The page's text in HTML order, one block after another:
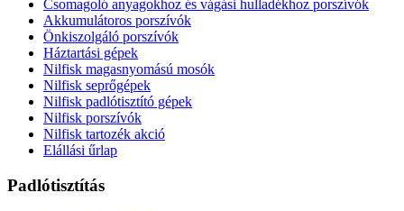
Csomagoló anyagokhoz és vágási hulladékhoz porszívók
Akkumulátoros porszívók
Önkiszolgáló porszívók
Háztartási gépek
Nilfisk magasnyomású mosók
Nilfisk seprőgépek
Nilfisk padlótisztító gépek
Nilfisk porszívók
Nilfisk tartozék akció
Elállási űrlap
Padlótisztítás